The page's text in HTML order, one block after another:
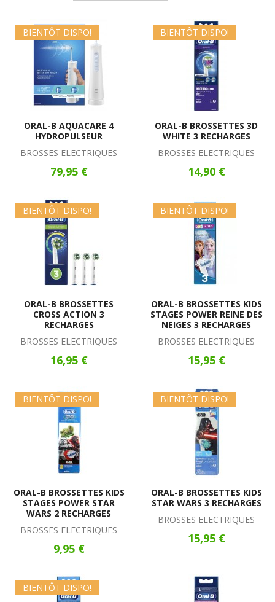
BIENTÔT DISPO!
ORAL-B AQUACARE 4
HYDROPULSEUR
BROSSES ELECTRIQUES
79,95 €
BIENTÔT DISPO!
ORAL-B BROSSETTES 3D
WHITE 3 RECHARGES
BROSSES ELECTRIQUES
14,90 €
BIENTÔT DISPO!
ORAL-B BROSSETTES
CROSS ACTION 3
RECHARGES
BROSSES ELECTRIQUES
16,95 €
BIENTÔT DISPO!
ORAL-B BROSSETTES KIDS
STAGES POWER REINE DES
NEIGES 3 RECHARGES
BROSSES ELECTRIQUES
15,95 €
BIENTÔT DISPO!
ORAL-B BROSSETTES KIDS
STAGES POWER STAR
WARS 2 RECHARGES
BROSSES ELECTRIQUES
9,95 €
BIENTÔT DISPO!
ORAL-B BROSSETTES KIDS
STAR WARS 3 RECHARGES
BROSSES ELECTRIQUES
15,95 €
BIENTÔT DISPO!